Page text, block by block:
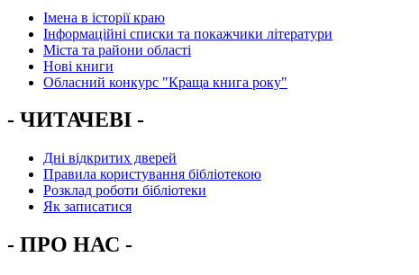
Імена в історії краю
Інформаційні списки та покажчики літератури
Міста та райони області
Нові книги
Обласний конкурс "Краща книга року"
- ЧИТАЧЕВІ -
Дні відкритих дверей
Правила користування бібліотекою
Розклад роботи бібліотеки
Як записатися
- ПРО НАС -